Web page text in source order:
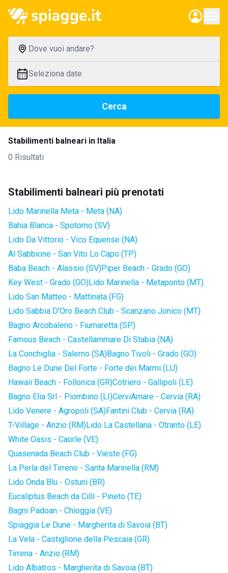
Dove vuoi andare?
Seleziona date
Cerca
Stabilimenti balneari in Italia
0 Risultati
Stabilimenti balneari più prenotati
Lido Marinella Meta - Meta (NA)
Bahia Blanca - Spotorno (SV)
Lido Da Vittorio - Vico Equense (NA)
Al Sabbione - San Vito Lo Capo (TP)
Baba Beach - Alassio (SV)Piper Beach - Grado (GO)
Key West - Grado (GO)Lido Marinella - Metaponto (MT)
Lido San Matteo - Mattinata (FG)
Lido Sabbia D'Oro Beach Club - Scanzano Jonico (MT)
Bagno Arcobaleno - Fiumaretta (SP)
Famous Beach - Castellammare Di Stabia (NA)
La Conchiglia - Salerno (SA)Bagno Tivoli - Grado (GO)
Bagno Le Dune Del Forte - Forte dei Marmi (LU)
Hawaii Beach - Follonica (GR)Cotriero - Gallipoli (LE)
Bagno Elia Srl - Piombino (LI)CerviAmare - Cervia (RA)
Lido Venere - Agropoli (SA)Fantini Club - Cervia (RA)
T-Village - Anzio (RM)Lido La Castellana - Otranto (LE)
White Oasis - Caorle (VE)
Quasenada Beach Club - Vieste (FG)
La Perla del Tirreno - Santa Marinella (RM)
Lido Onda Blu - Ostuni (BR)
Eucaliptus Beach da Cilli - Pineto (TE)
Bagni Padoan - Chioggia (VE)
Spiaggia Le Dune - Margherita di Savoia (BT)
La Vela - Castiglione della Pescaia (GR)
Tirrena - Anzio (RM)
Lido Albatros - Margherita di Savoia (BT)